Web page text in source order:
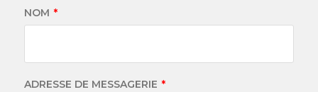
NOM *
ADRESSE DE MESSAGERIE *